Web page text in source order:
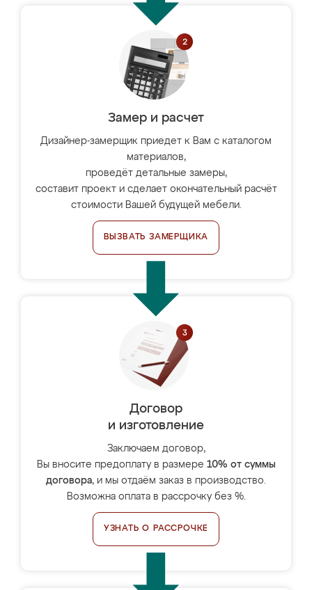
Замер и расчет
Дизайнер-замерщик приедет к Вам с каталогом
материалов,
проведёт детальные замеры,
составит проект и сделает окончательный расчёт
стоимости Вашей будущей мебели.
ВЫЗВАТЬ ЗАМЕРЩИКА
Договор
и изготовление
Заключаем договор,
Вы вносите предоплату в размере 10% от суммы
договора, и мы отдаём заказ в производство.
Возможна оплата в рассрочку без %.
УЗНАТЬ О РАССРОЧКЕ